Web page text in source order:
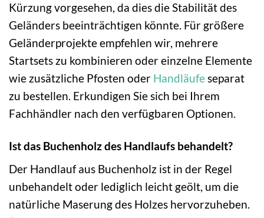
Kürzung vorgesehen, da dies die Stabilität des
Geländers beeinträchtigen könnte. Für größere
Geländerprojekte empfehlen wir, mehrere
Startsets zu kombinieren oder einzelne Elemente
wie zusätzliche Pfosten oder Handläufeseparat
zu bestellen. Erkundigen Sie sich bei Ihrem
Fachhändler nach den verfügbaren Optionen.
Ist das Buchenholz des Handlaufs behandelt?
Der Handlauf aus Buchenholz ist in der Regel
unbehandelt oder lediglich leicht geölt, um die
natürliche Maserung des Holzes hervorzuheben.